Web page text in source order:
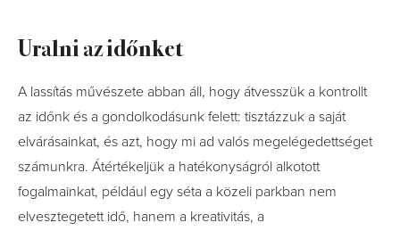
Uralni az időnket
A lassítás művészete abban áll, hogy átvesszük a kontrollt
az időnk és a gondolkodásunk felett: tisztázzuk a saját
elvárásainkat, és azt, hogy mi ad valós megelégedettséget
számunkra. Átértékeljük a hatékonyságról alkotott
fogalmainkat, például egy séta a közeli parkban nem
elvesztegetett idő, hanem a kreativitás, a